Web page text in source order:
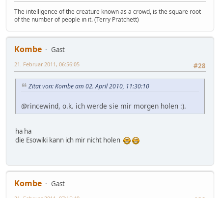
The intelligence of the creature known as a crowd, is the square root
of the number of people in it. (Terry Pratchett)
Kombe
Gast
#28
21. Februar 2011, 06:56:05
Zitat von: Kombe am 02. April 2010, 11:30:10
@rincewind, o.k. ich werde sie mir morgen holen :).
ha ha
die Esowiki kann ich mir nicht holen
Kombe
Gast